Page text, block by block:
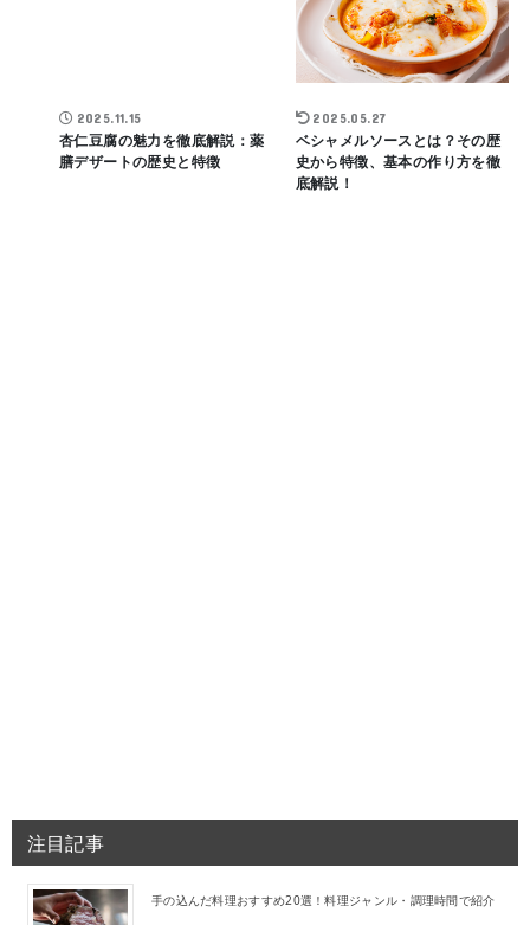
2025.11.15
杏仁豆腐の魅力を徹底解説：薬
膳デザートの歴史と特徴
2025.05.27
ベシャメルソースとは？その歴
史から特徴、基本の作り方を徹
底解説！
注目記事
手の込んだ料理おすすめ20選！料理ジャンル・調理時間で紹介